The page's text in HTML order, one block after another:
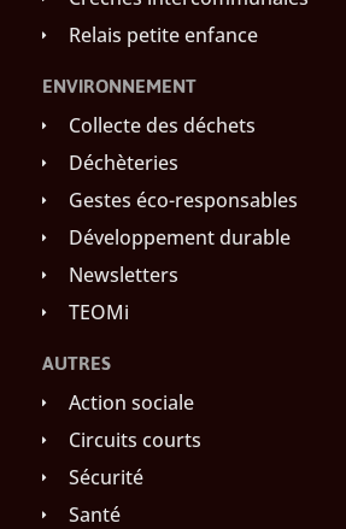
Relais petite enfance
ENVIRONNEMENT
Collecte des déchets
Déchèteries
Gestes éco-responsables
Développement durable
Newsletters
TEOMi
AUTRES
Action sociale
Circuits courts
Sécurité
Santé